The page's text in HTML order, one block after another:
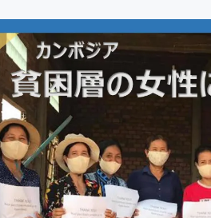
アート・写真
テクノロジー・ガジェット
映像・映画
ビジネス・起業